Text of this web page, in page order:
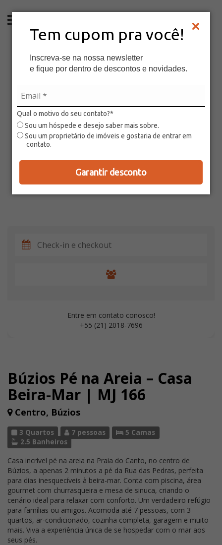
Tem cupom pra você!
Inscreva-se na nossa newsletter
e fique por dentro de descontos e novidades.
Qual o motivo do seu contato?*
Sou um hóspede e desejo saber mais sobre.
Sou um proprietário de imóveis e gostaria de entrar em
contato.
Garantir desconto
Búzios Pé na Areia – Casa
Beira-Mar | MJ 166
Centro, Búzios
3 Quartos 7 pessoas
5 Camas
2.5 Banheiros
Casa incrível pé na areia na Praia do Canto, no centro de
Búzios, a apenas 2 minutos a pé da Rua das Pedras, perfeita
para dias inesquecíveis à beira-mar. Conta com piscina, área
gourmet com churrasqueira e mesa de sinuca, criando o
cenário ideal para relaxar com conforto. Um verdadeiro refúgio
para famílias ou amigos. Acomoda até 7 pessoas, com 3
quartos, ar-condicionado, cozinha completa, garagem e muito
mais. Viva a experiência única de se hospedar com o mar aos
seus pés.
Entre em contato conosco!
+55 (21) 2018-7696